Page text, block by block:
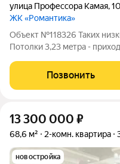
улица Профессора Камая,
ЖК «Романтика»
Объект №118326 Таких
Потолки 3,23 мeтpa -
(+4 с лишним балкон), а
что дает много
Позвонить
13 300 000 ₽
68,6 м² 2-комн. квартира
новостройка